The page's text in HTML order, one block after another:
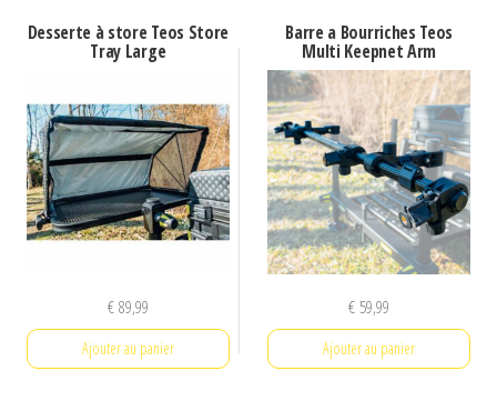
Desserte à store Teos Store
Tray Large
€89,99
Ajouter au panier
Barre a Bourriches Teos
Multi Keepnet Arm
€ 59,99
Ajouter au panier